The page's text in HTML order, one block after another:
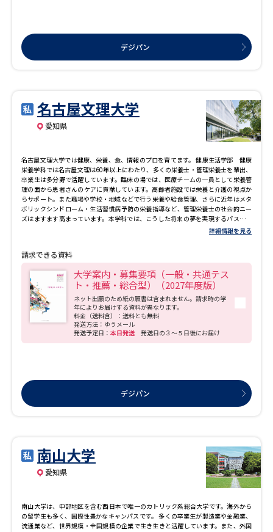
デジパン
名古屋文理大学
愛知県
名古屋文理大学では健康、栄養、食、情報のプロを育てます。 健康生活学部 健康
栄養学科では名古屋文理は60年以上にわたり、多くの栄養士・管理栄養士を輩出、
卒業生は多分野で活躍しています。臨床の場では、医療チームの一員として栄養管
理の面から患者さんのケアに貢献しています。高齢者施設では栄養と介護の視点か
らサポート。また職場や学校・地域などで行う栄養や給食管理、さらに近年はメタ
ボリックシンドローム・生活習慣病予防の栄養指導など、管理栄養士の社会的ニー
ズはますます高まっています。本学科では、こうした将来の夢を実現するパスポー
ト「管理栄養士」国家試験の合格に向けて、独自のシステムで全面支援。新しい時
います。本学科では食品や栄養についての知識はもちろん、店舗の運営や経営、起
業のノウハウやマーケティングなどの専門知識やスキルを身につけます。「食品メ
ーカーコ領域」、「食品流通領域」、「フードサービス領域」など将来の仕事に即
したコース設定や「商品開発マーケティング」」や「食とデザイン」、「食空間プ
ロデュース」「食と環境」「フードサイエンス」等をキーワードにフードビジネス
マイスター認定制度など本学独自の実践的授業を展開しています。 情報メディア学
部 情報メディア学科では専攻したコースの授業科目だけでなく、他のコースの科
目を柔軟に選択し履修することによって、複数のスキルを身に付け、これからの社
会で活躍するスペシャリストを目指します。 実践的な4つのコースで構成されていま
す。 「情報システムコース」ではシステム開発、ネットワークの知識を学び、モバ
ンジニア、システム管理者、システムインテグレータなど、ユビキタス時代の情報
技術者として活躍できる人材を養成します。 「映像メディアコース」では映像技
術、３Ｄ-ＣＧ、放送制作、画像工学などを学ぶ。芸術的感性を活かして、映像作
を用いたサウンド制作に関するさまざまな知識と技術を学びます。音・音楽に対す
る繊細な感性や各種機材を扱うことのできる素養、また、音楽についての基礎的能
力を活かして、MIDI技術やレコーディング技術を用いた音楽・音作品を制作し、音
響機器の操作や音響のセッティングについて習熟します。舞台や放送で活躍できる
シャリストを養成します。 「メディアデザインコース」ではグラフィックデザイ
ン、Webデザイン、デジタルファブリケーションなど、情報メディアに関わるデザイ
ンを中心に学びます。CGや映像、CADなどさまざまな場面でデザインの視点を持っ
詳細情報を見る
請求できる資料
大学案内・募集要項（一般・共通テス
ト・推薦・総合型）（2027年度版）
ネット出願のため紙の願書は含まれません。請求時の学
年によりお届けする資料が異なります。
料金（送料含）：送料とも無料
発送方法：ゆうメール
発送予定日： 本日発送 発送日の３～５日後にお届け
デジパン
南山大学
愛知県
南山大学は、中部地区を含む西日本で唯一のカトリック系総合大学です。海外から
の留学生も多く、国際性豊かなキャンパスです。 多くの卒業生が製造業や金融業、
流通業など、世界規模・全国規模の企業で生き生きと活躍しています。また、外国